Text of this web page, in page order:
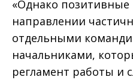
«Однако позитивные
направлении
отдельными
начальниками,
регламент работы и